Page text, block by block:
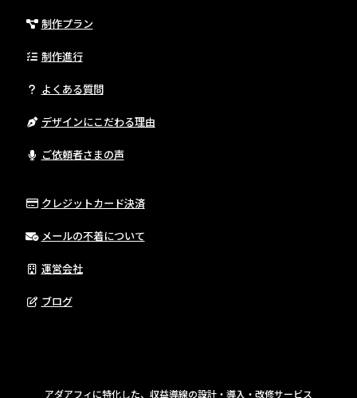
制作プラン
制作進行
よくある質問
デザインにこだわる理由
ご依頼者さまの声
クレジットカード決済
メールの不着について
運営会社
ブログ
アダアフィに特化した、収益導線の設計・導入・改修サービス